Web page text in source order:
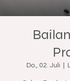
Do., 02. Juli